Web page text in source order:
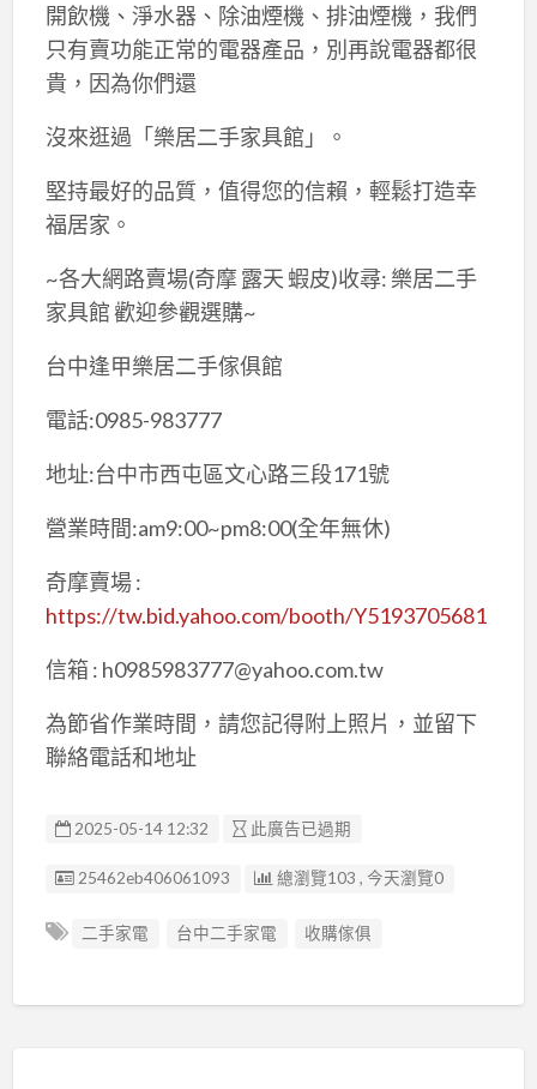
開飲機、淨水器、除油煙機、排油煙機，我們
只有賣功能正常的電器產品，別再說電器都很
貴，因為你們還
沒來逛過「樂居二手家具館」。
堅持最好的品質，值得您的信賴，輕鬆打造幸
福居家。
~各大網路賣場(奇摩 露天 蝦皮)收尋: 樂居二手
家具館 歡迎參觀選購~
台中逢甲樂居二手傢俱館
電話:0985-983777
地址:台中市西屯區文心路三段171號
營業時間:am9:00~pm8:00(全年無休)
奇摩賣場 :
https://tw.bid.yahoo.com/booth/Y5193705681
信箱 : h0985983777@yahoo.com.tw
為節省作業時間，請您記得附上照片，並留下
聯絡電話和地址
2025-05-14 12:32 此廣告已過期
廣告编號
25462eb406061093 總瀏覽103 , 今天瀏覽0
二手家電 台中二手家電 收購傢俱